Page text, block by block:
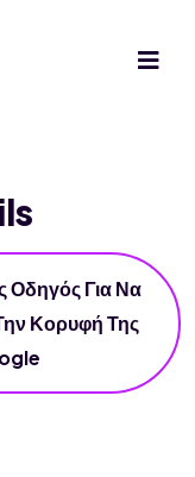
Οδηγός Για Να
Κορυφή Της